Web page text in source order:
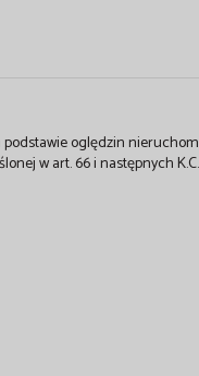
oględzin
w art. 66 i następnych K.C.